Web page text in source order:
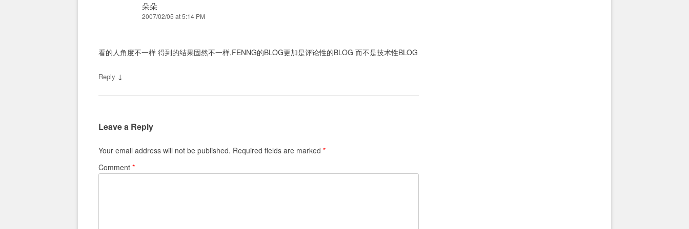
朵朵
2007/02/05 at 5:14 PM
看的人角度不一样 得到的结果固然不一样,FENNG的BLOG更加是评论性的BLOG 而不是技术性BLOG
Reply ↓
Leave a Reply
Your email address will not be published. Required fields are marked *
Comment *